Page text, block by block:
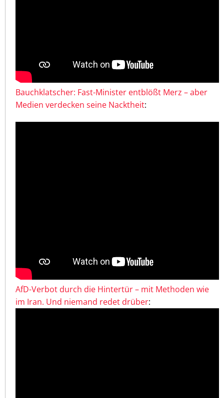
Bauchklatscher: Fast-Minister entblößt Merz – aber
Medien verdecken seine Nacktheit:
AfD-Verbot durch die Hintertür – mit Methoden wie
im Iran. Und niemand redet drüber: